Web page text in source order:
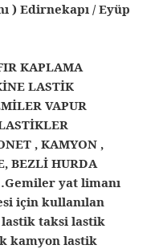
) Edirnekapı / Eyüp
KAPLAMA
LASTİK
VAPUR
, KAMYON ,
BEZLİ HURDA
yat limanı
için kullanılan
lastik taksi lastik
kamyon lastik